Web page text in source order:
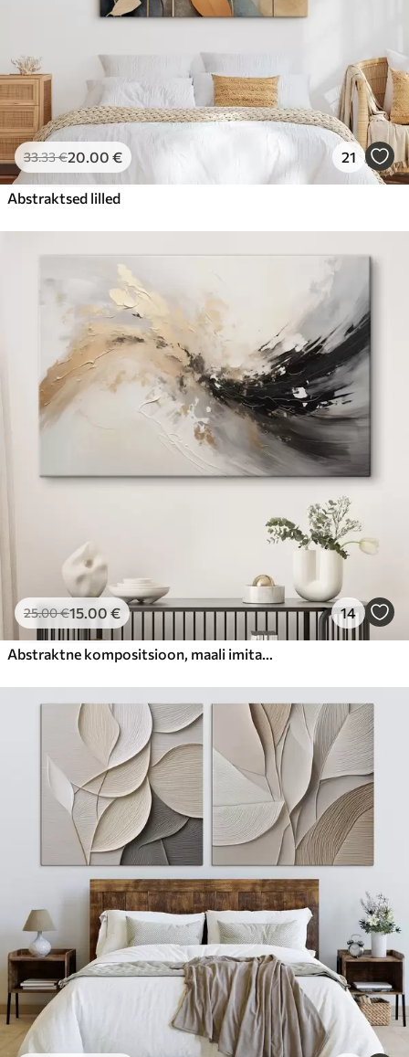
33.33€20.00 € 21
Abstraktsed lilled
25.00€15.00 € 14
Abstraktne kompositsioon, maali imitatsioon